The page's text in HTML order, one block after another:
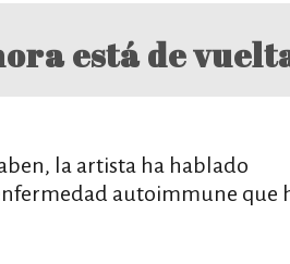
está de
la artista ha hablado
autoimmune que